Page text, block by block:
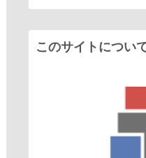
このサイトについ